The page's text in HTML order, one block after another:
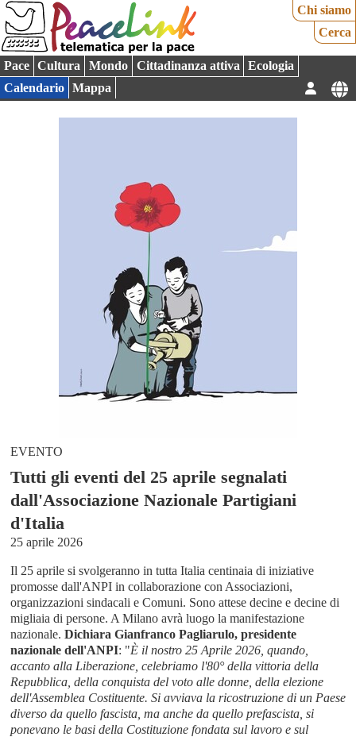
Chi siamo
Cerca
Pace Cultura Mondo Cittadinanza attiva
Ecologia
Calendario
Mappa
EVENTO
Tutti gli eventi del 25 aprile segnalati
dall'Associazione Nazionale Partigiani
d'Italia
25 aprile 2026
Il 25 aprile si svolgeranno in tutta Italia centinaia di iniziative
promosse dall'ANPI in collaborazione con Associazioni,
organizzazioni sindacali e Comuni. Sono attese decine e decine di
migliaia di persone. A Milano avrà luogo la manifestazione
nazionale. Dichiara Gianfranco Pagliarulo, presidente
nazionale dell'ANPI: "È il nostro 25 Aprile 2026, quando,
accanto alla Liberazione, celebriamo l'80° della vittoria della
Repubblica, della conquista del voto alle donne, della elezione
dell'Assemblea Costituente. Si avviava la ricostruzione di un Paese
diverso da quello fascista, ma anche da quello prefascista, si
ponevano le basi della Costituzione fondata sul lavoro e sul